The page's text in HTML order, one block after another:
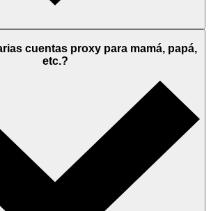
cuentas proxy para mamá, papá,
etc.?